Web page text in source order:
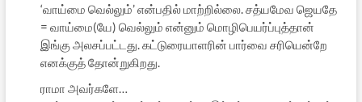
‘வாய்மை வெல்லும்’ என்பதில் மாற்றில்லை. சத்யமேவ ஜெயதே
= வாய்மை(யே) வெல்லும் என்னும் மொழிபெயர்ப்புத்தான்
இங்கு அலசப்பட்டது. கட்டுரையாளரின் பார்வை சரியென்றே
எனக்குத் தோன்றுகிறது.
ராமா அவர்களே…